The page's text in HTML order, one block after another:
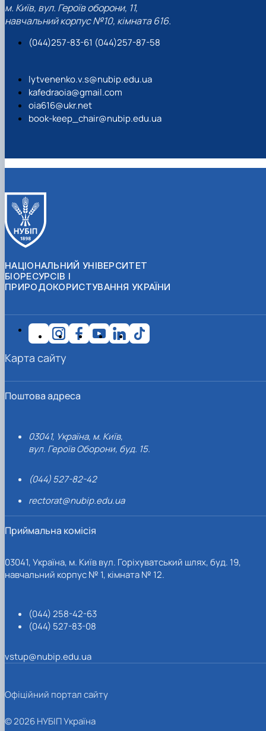
м. Київ, вул. Героїв оборони, 11,
навчальний корпус №10, кімната 616.
(044)257-83-61 (044)257-87-58
lytvenenko.v.s@nubip.edu.ua
kafedraoia@gmail.com
oia616@ukr.net
book-keep_chair@nubip.edu.ua
НАЦІОНАЛЬНИЙ УНІВЕРСИТЕТ
БІОРЕСУРСІВ І
ПРИРОДОКОРИСТУВАННЯ УКРАЇНИ
Поштова адреса
03041, Україна, м. Київ,
вул. Героїв Оборони, буд. 15.
(044) 527-82-42
rectorat@nubip.edu.ua
Приймальна комісія
03041, Україна, м. Київ вул. Горіхуватський шлях, буд. 19,
навчальний корпус № 1, кімната № 12.
(044) 258-42-63
(044) 527-83-08
vstup@nubip.edu.ua
Карта сайту
Офіційний портал сайту
© 2026 НУБІП Україна